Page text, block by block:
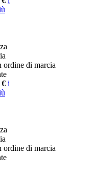
ordine di marcia
i
ordine di marcia